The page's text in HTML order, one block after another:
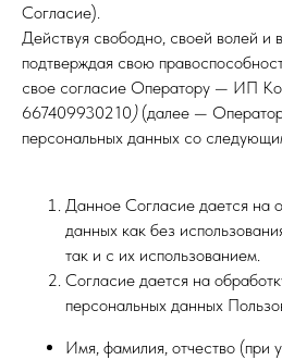
Согласие).
Действуя свободно, своей волей и
подтверждая свою
свое согласие Оператору — ИП
667409930210)(далее —
персональных данных со
Данное Согласие дается на
данных как без
так и с их использованием.
Согласие дается на
персональных данных
Имя, фамилия, отчество (при